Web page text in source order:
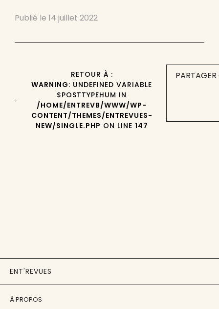
Publié le 14 juillet 2022
RETOUR À :
WARNING: UNDEFINED VARIABLE
$POSTTYPEHUM IN
/HOME/ENTREVB/WWW/WP-
CONTENT/THEMES/ENTREVUES-
NEW/SINGLE.PHP ON LINE 147
ENT'REVUES
À PROPOS